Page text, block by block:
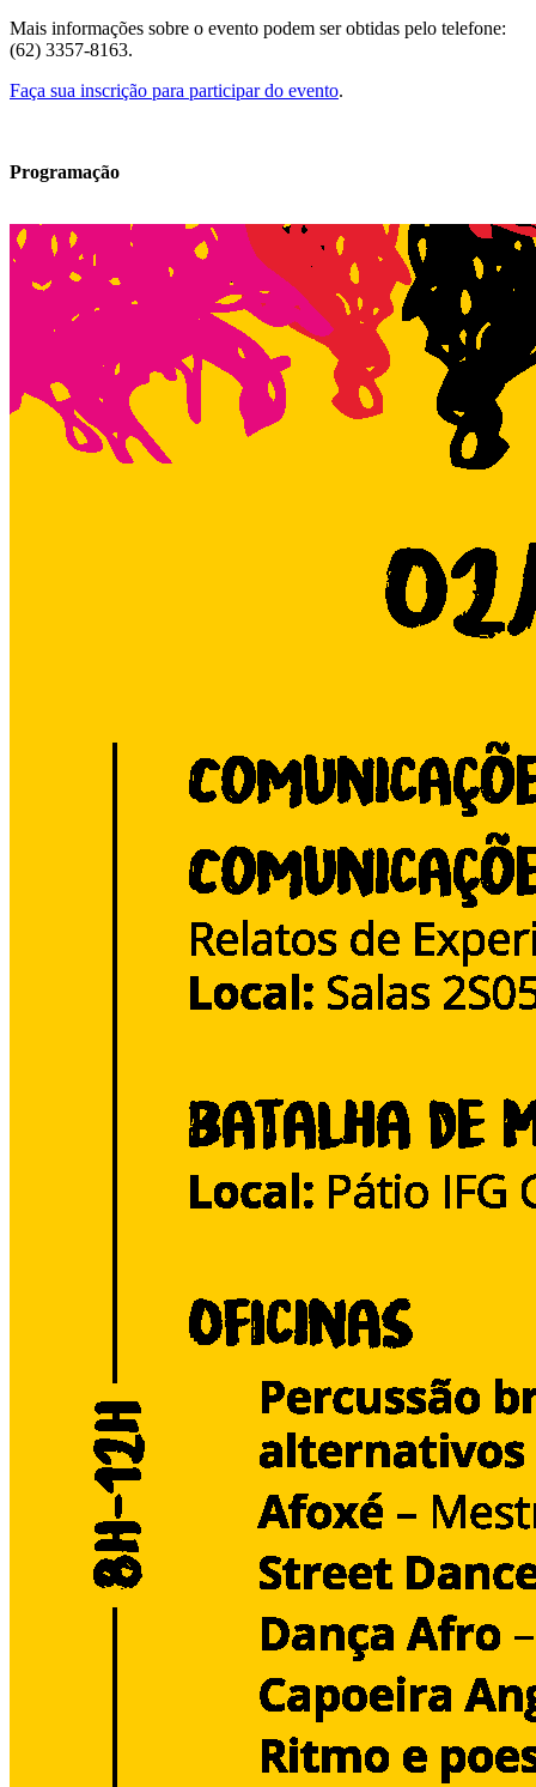
Mais informações sobre o evento podem ser obtidas pelo telefone:
(62) 3357-8163.
Faça sua inscrição para participar do evento.
Programação